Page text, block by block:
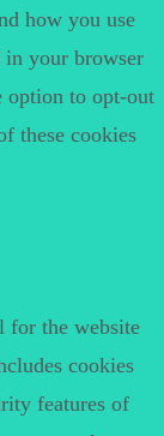
how you use
in your browser
option to opt-out
these cookies
for the website
cookies
features of